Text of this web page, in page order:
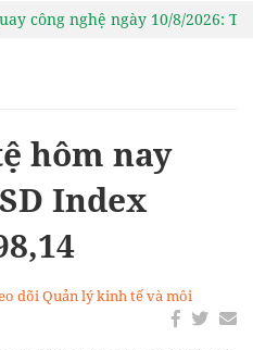
công nghệ ngày 10/8/2026:
hôm nay
Index
dõi Quản lý kinh tế và môi